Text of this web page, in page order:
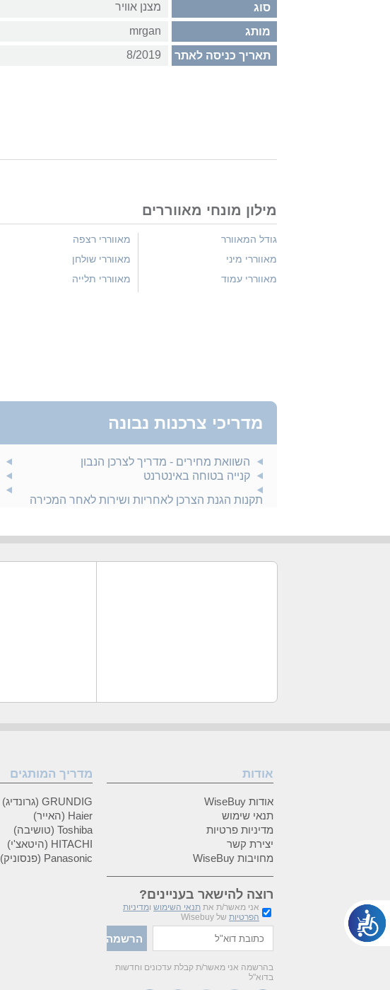
סוג מצנן אוויר
מותג mrgan
תאריך כניסה לאתר 8/2019
מילון מונחי מאווררים
גודל המאוורר
מאווררי מיני
מאווררי עמוד
מאווררי רצפה
מאווררי שולחן
מאווררי תלייה
מדריכי צרכנות נבונה
השוואת מחירים - מדריך לצרכן הנבון
קנייה בטוחה באינטרנט
תקנות הגנת הצרכן לאחריות ושירות לאחר המכירה
אודות
אודות WiseBuy
תנאי שימוש
מדיניות פרטיות
יצירת קשר
מחויבות WiseBuy
רוצה להישאר בעניינים?
אני מאשר/ת את תנאי השימוש ומדיניות
הפרטיות של Wisebuy
בהרשמה אני מאשר/ת קבלת עדכונים וחדשות
בדוא"ל
מדריך המותגים
GRUNDIG (גרונדיג)
Haier (האייר)
Toshiba (טושיבה)
HITACHI (היטאצ'י)
Panasonic (פנסוניק)